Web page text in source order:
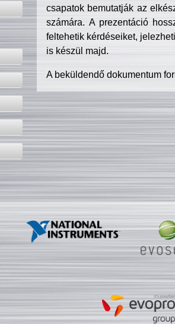
csapatok bemutatják az
számára. A prezentáció
feltehetik kérdéseiket,
is készül majd.
A beküldendő dokumentum